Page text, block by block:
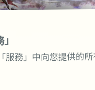
服務」中向您提供的